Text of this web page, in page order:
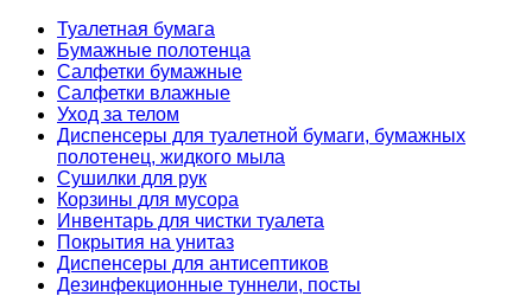
Туалетная бумага
Бумажные полотенца
Салфетки бумажные
Салфетки влажные
Уход за телом
Диспенсеры для туалетной бумаги, бумажных
полотенец, жидкого мыла
Сушилки для рук
Корзины для мусора
Инвентарь для чистки туалета
Покрытия на унитаз
Диспенсеры для антисептиков
Дезинфекционные туннели, посты